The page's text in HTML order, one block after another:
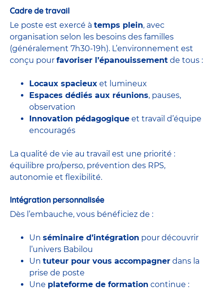
Cadre de travail
Le poste est exercé à temps plein, avec
organisation selon les besoins des familles
(généralement 7h30-19h). L’environnement est
conçu pour favoriser l’épanouissement de tous :
Locaux spacieux et lumineux
Espaces dédiés aux réunions, pauses,
observation
Innovation pédagogique et travail d’équipe
encouragés
La qualité de vie au travail est une priorité :
équilibre pro/perso, prévention des RPS,
autonomie et flexibilité.
Intégration personnalisée
Dès l’embauche, vous bénéficiez de :
Un séminaire d’intégration pour découvrir
l’univers Babilou
Un tuteur pour vous accompagner dans la
prise de poste
Une plateforme de formation continue :